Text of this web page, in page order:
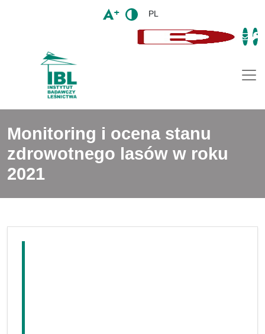
PL
Monitoring i ocena stanu
zdrowotnego lasów w roku
2021